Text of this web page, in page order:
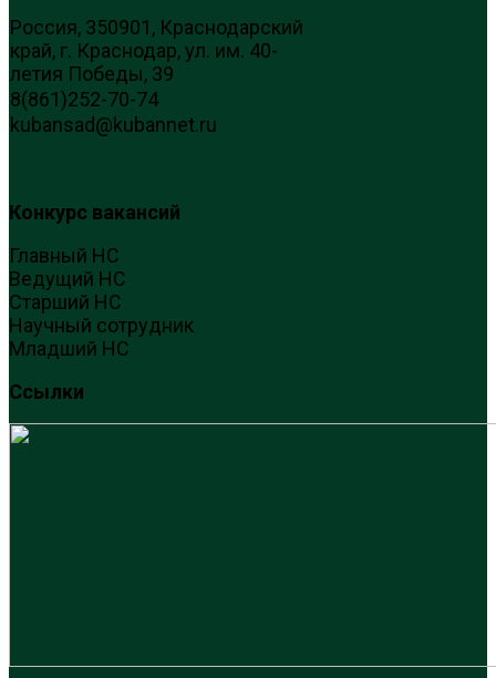
Россия, 350901, Краснодарский
край, г. Краснодар, ул. им. 40-
летия Победы, 39
8(861)252-70-74
kubansad@kubannet.ru
Конкурс вакансий
Главный НС
Ведущий НС
Старший НС
Научный сотрудник
Младший НС
Ссылки